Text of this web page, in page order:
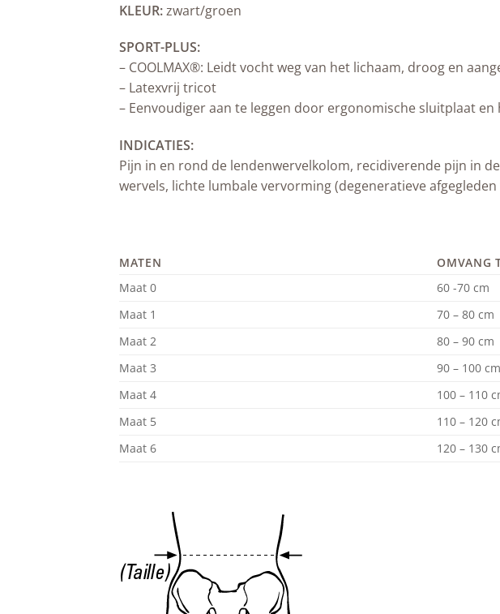
KLEUR:zwart/groen
SPORT-PLUS:
– COOLMAX®: Leidt vocht weg van het lichaam, droog en
– Latexvrij tricot
– Eenvoudiger aan te leggen door ergonomische sluitplaat en
INDICATIES:
Pijn in en rond de lendenwervelkolom, recidiverende pijn in
wervels, lichte lumbale vervorming (degeneratieve
MATEN
OMVANG
Maat 0
60 -70 cm
Maat 1
70 – 80 cm
Maat 2
80 – 90 cm
Maat 3
90 – 100 cm
Maat 4
100 – 110
Maat 5
110 – 120
Maat 6
120 – 130